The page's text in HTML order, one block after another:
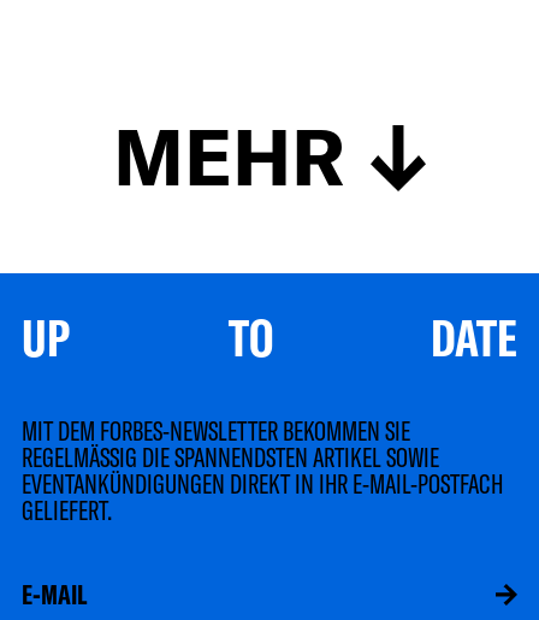
MEHR
UP TO DATE
MIT DEM FORBES-NEWSLETTER BEKOMMEN SIE
REGELMÄSSIG DIE SPANNENDSTEN ARTIKEL SOWIE
EVENTANKÜNDIGUNGEN DIREKT IN IHR E-MAIL-POSTFACH
GELIEFERT.